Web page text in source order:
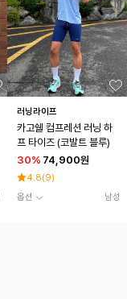
러닝라이프
카고쉘 컴프레션 러닝 하
프 타이즈 (코발트 블루)
30% 74,900원
4.8(9)
옵션
남성